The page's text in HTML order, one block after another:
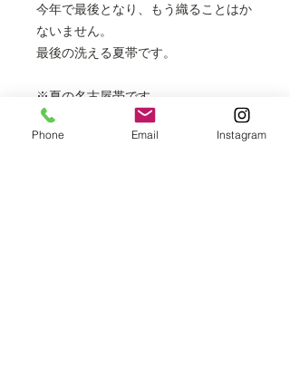
今年で最後となり、もう織ることはか
ないません。
最後の洗える夏帯です。
※夏の名古屋帯です。
※価格はお誂え、芯代、お仕立て代を
含みます。
Phone Email Instagram